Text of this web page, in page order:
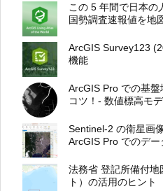
この 5 年間で日本の
国勢調査速報値を地
ArcGIS Survey123
機能
ArcGIS Pro での基
コツ！- 数値標高モ
Sentinel-2 の衛星画
ArcGIS Pro でのデ
法務省 登記所備付地
ト）の活用のヒント